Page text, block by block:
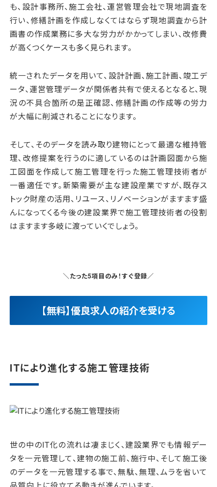
も、設計事務所、施工会社、運営管理会社で現地調査を
行い、修繕計画を作成しなくてはならず現地調査から計
画書の作成業務に多大な労力がかかってしまい、改修費
が高くつくケースも多く見られます。
統一されたデータを用いて、設計計画、施工計画、竣工デ
ータ、運営管理データが関係者共有で使えるとなると、現
況の不具合箇所の是正確認、修繕計画の作成等の労力
が大幅に削減されることになります。
そして、そのデータを読み取り建物にとって最適な維持管
理、改修提案を行うのに適しているのは計画図面から施
工図面を作成して施工管理を行った施工管理技術者が
一番適任です。新築需要が主な建設産業ですが、既存ス
トック財産の活用、リユース、リノベーションがますます盛
んになってくる今後の建設業界で施工管理技術者の役割
はますます多岐に渡っていくでしょう。
＼たった5項目のみ！すぐ登録／
【無料】優良求人の紹介を受ける
ITにより進化する施工管理技術
世の中のIT化の流れは凄まじく、建設業界でも情報デー
タを一元管理して、建物の施工前、施行中、そして施工後
のデータを一元管理する事で、無駄、無理、ムラを省いて